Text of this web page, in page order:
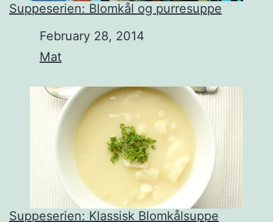
Suppeserien: Blomkål og purresuppe
February 28, 2014
In relation to
Mat
Suppeserien: Klassisk Blomkålsuppe